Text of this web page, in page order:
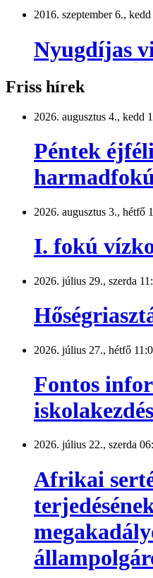
2016. szeptember 6.,
Nyugdíjas
Friss hírek
2026. augusztus 4., kedd
Péntek
2026. augusztus 3., hétfő
I. fokú
2026. július 29., szerda
2026. július 27., hétfő
Fontos
2026. július 22., szerda
Afrikai